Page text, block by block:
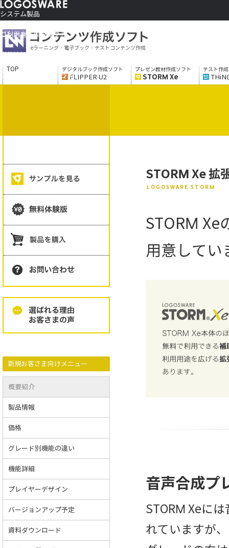
システム製品
コンテンツ作成ソフト
ソリューションサービス
ご利用者さま向け
eラーニング・電子ブック・テストコンテンツ作成
TOP デジタルブック作成ソフト
FLIPPER U2
プレゼン教材作成ソフト
STORM Xe
テスト作
STORM Xe 拡
LOGOSWARE STORM
STORM Xe
用意してい
音声合成プ
STORM Xeに
れていますが
新規お客さま向けメニュー
概要紹介
製品情報
価格
グレード別機能の違い
機能詳細
プレイヤーデザイン
バージョンアップ予定
資料ダウンロード